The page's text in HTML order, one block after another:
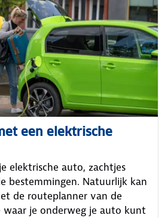
een elektrische
elektrische auto, zachtjes
bestemmingen. Natuurlijk kan
de routeplanner van de
waar je onderweg je auto kunt